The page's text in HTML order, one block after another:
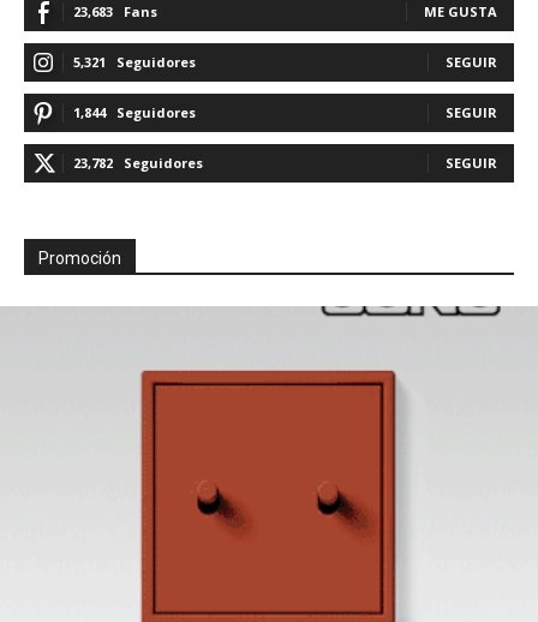
23,683 Fans ME GUSTA
5,321 Seguidores SEGUIR
1,844 Seguidores SEGUIR
23,782 Seguidores SEGUIR
Promoción